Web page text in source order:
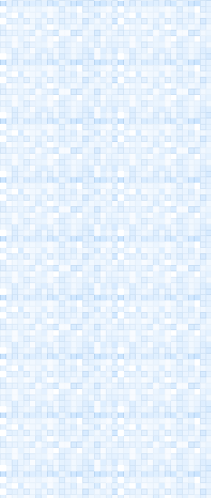
Kanalhafen
Cesenatico
Museum der Marine
Cesenatico
Marino Moretti Haus -
Cesenatico
EuroCamp Cesenatico
Spazio Pantani - Marco
Pantani's Museum
Cesenatico